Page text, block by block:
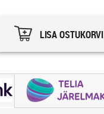
LISA OSTUKORVI